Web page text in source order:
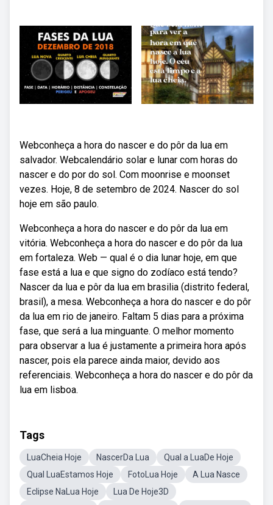
Webconheça a hora do nascer e do pôr da lua em
salvador. Webcalendário solar e lunar com horas do
nascer e do por do sol. Com moonrise e moonset
vezes. Hoje, 8 de setembro de 2024. Nascer do sol
hoje em são paulo.
Webconheça a hora do nascer e do pôr da lua em
vitória. Webconheça a hora do nascer e do pôr da lua
em fortaleza. Web — qual é o dia lunar hoje, em que
fase está a lua e que signo do zodíaco está tendo?
Nascer da lua e pôr da lua em brasilia (distrito federal,
brasil), a mesa. Webconheça a hora do nascer e do pôr
da lua em rio de janeiro. Faltam 5 dias para a próxima
fase, que será a lua minguante. O melhor momento
para observar a lua é justamente a primeira hora após
nascer, pois ela parece ainda maior, devido aos
referenciais. Webconheça a hora do nascer e do pôr da
lua em lisboa.
Tags
LuaCheia Hoje NascerDa Lua
Qual a LuaDe Hoje
Qual LuaEstamos Hoje
FotoLua Hoje
A Lua Nasce
Eclipse NaLua Hoje
Lua De Hoje3D